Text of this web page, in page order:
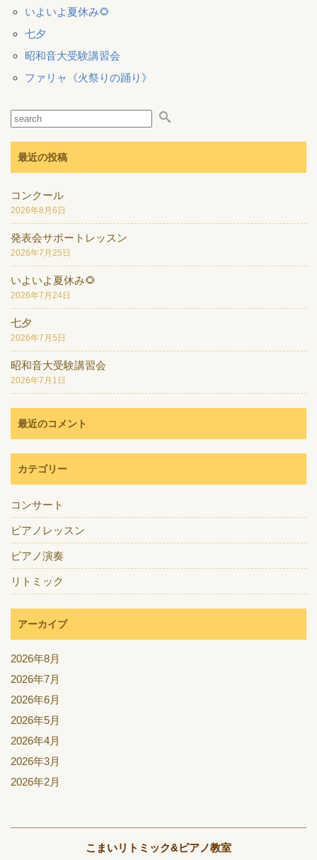
いよいよ夏休み🌻
七夕
昭和音大受験講習会
ファリャ《火祭りの踊り》
最近の投稿
コンクール
2026年8月6日
発表会サポートレッスン
2026年7月25日
いよいよ夏休み🌻
2026年7月24日
七夕
2026年7月5日
昭和音大受験講習会
2026年7月1日
最近のコメント
カテゴリー
コンサート
ピアノレッスン
ピアノ演奏
リトミック
アーカイブ
2026年8月
2026年7月
2026年6月
2026年5月
2026年4月
2026年3月
2026年2月
こまいリトミック&ピアノ教室